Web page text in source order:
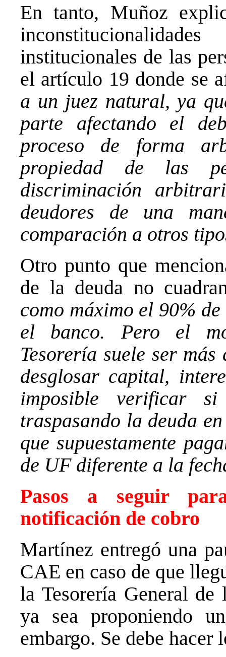
En tanto, Muñoz
institucionales de las
el artículo 19 donde se
a un juez natural, ya
parte afectando el
proceso de forma
propiedad de las
discriminación
deudores de una
comparación a otros
Otro punto que
de la deuda no
como máximo el 90%
el banco. Pero el
Tesorería suele ser
desglosar capital,
imposible verificar
traspasando la deuda
que supuestamente
de UF diferente a la
Pasos a seguir
notificación de cobro
Martínez entregó una
CAE en caso de que
la Tesorería General
ya sea proponiendo
embargo. Se debe hacer